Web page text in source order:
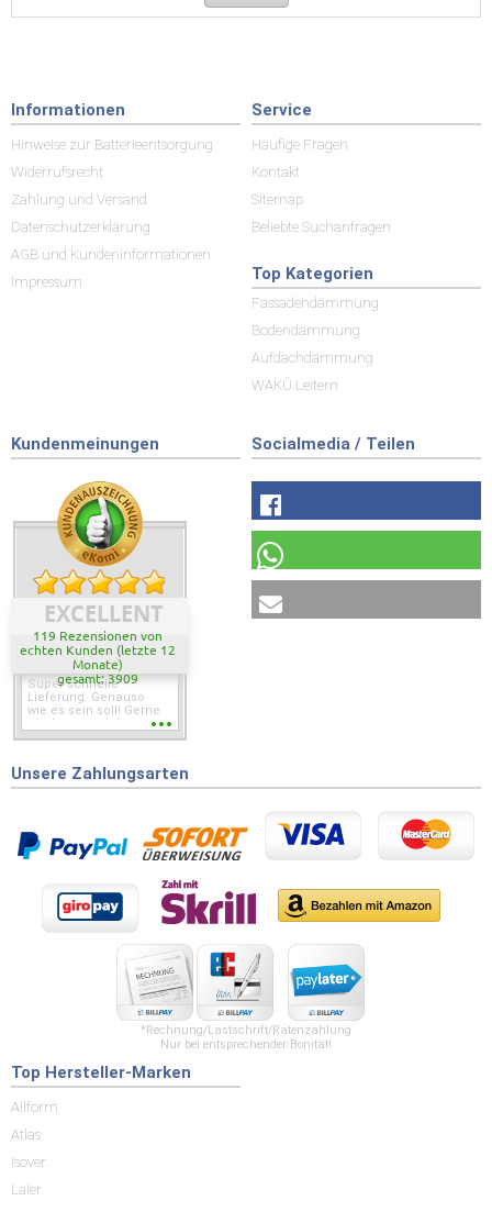
Informationen
Hinweise zur Batterieentsorgung
Widerrufsrecht
Zahlung und Versand
Datenschutzerklärung
AGB und Kundeninformationen
Impressum
Service
Häufige Fragen
Kontakt
Sitemap
Beliebte Suchanfragen
Top Kategorien
Fassadendämmung
Bodendämmung
Aufdachdämmung
WAKÜ Leitern
Kundenmeinungen
EXCELLENT
119 Rezensionen von
echten Kunden (letzte 12
Monate)
gesamt: 3909
Super schnelle
Lieferung. Genauso
wie es sein soll! Gerne
wieder wenn ich was
Socialmedia / Teilen
Unsere Zahlungsarten
*Rechnung/Lastschrift/Ratenzahlung
Nur bei entsprechender Bonität!
Top Hersteller-Marken
Allform
Atlas
Isover
Laier